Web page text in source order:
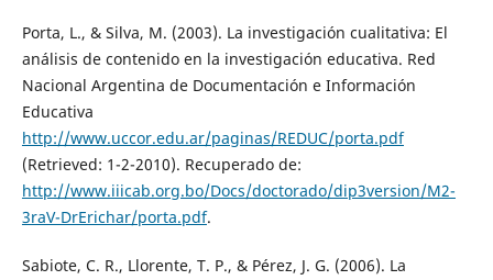
Porta, L., & Silva, M. (2003). La investigación cualitativa: El
análisis de contenido en la investigación educativa. Red
Nacional Argentina de Documentación e Información
Educativa
http://www.uccor.edu.ar/paginas/REDUC/porta.pdf
(Retrieved: 1-2-2010). Recuperado de:
http://www.iiicab.org.bo/Docs/doctorado/dip3version/M2-
3raV-DrErichar/porta.pdf.
Sabiote, C. R., Llorente, T. P., & Pérez, J. G. (2006). La